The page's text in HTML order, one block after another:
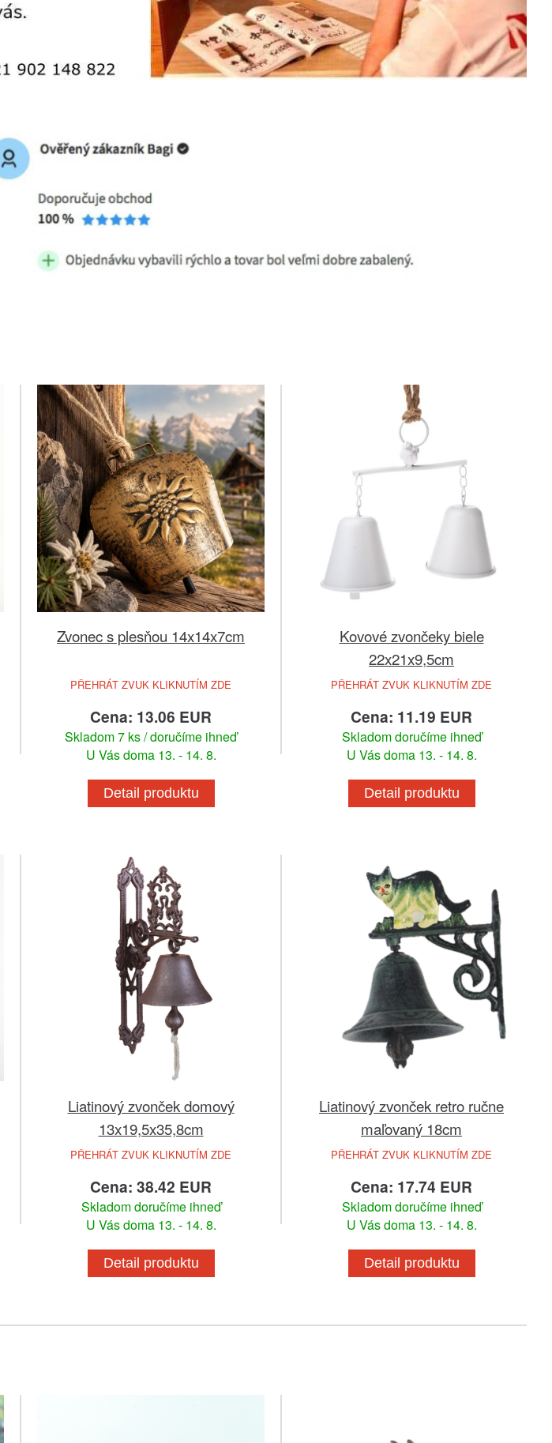
Zvonec s plesňou 14x14x7cm
PŘEHRÁT ZVUK KLIKNUTÍM ZDE
Cena: 13.06 EUR
Skladom 7 ks / doručíme ihneď
U Vás doma 13. - 14. 8.
Detail produktu
Kovové zvončeky biele
22x21x9,5cm
PŘEHRÁT ZVUK KLIKNUTÍM ZDE
Cena: 11.19 EUR
Skladom doručíme ihneď
U Vás doma 13. - 14. 8.
Detail produktu
Liatinový zvonček domový
13x19,5x35,8cm
PŘEHRÁT ZVUK KLIKNUTÍM ZDE
Cena: 38.42 EUR
Skladom doručíme ihneď
U Vás doma 13. - 14. 8.
Detail produktu
Liatinový zvonček retro ručne
maľovaný 18cm
PŘEHRÁT ZVUK KLIKNUTÍM ZDE
Cena: 17.74 EUR
Skladom doručíme ihneď
U Vás doma 13. - 14. 8.
Detail produktu